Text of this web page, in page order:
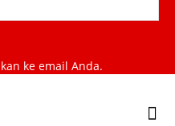
ke email Anda.